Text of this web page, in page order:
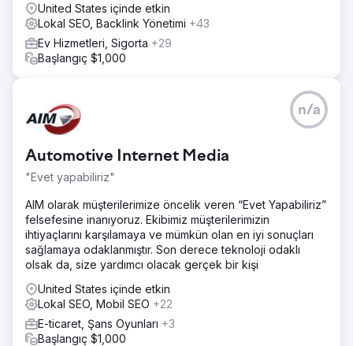
United States içinde etkin
Lokal SEO, Backlink Yönetimi +43
Ev Hizmetleri, Sigorta +29
Başlangıç $1,000
Automotive Internet Media
"Evet yapabiliriz"
n/a
AIM olarak müşterilerimize öncelik veren “Evet Yapabiliriz”
felsefesine inanıyoruz. Ekibimiz müşterilerimizin
ihtiyaçlarını karşılamaya ve mümkün olan en iyi sonuçları
sağlamaya odaklanmıştır. Son derece teknoloji odaklı
olsak da, size yardımcı olacak gerçek bir kişi
United States içinde etkin
Lokal SEO, Mobil SEO +22
E-ticaret, Şans Oyunları +3
Başlangıç $1,000